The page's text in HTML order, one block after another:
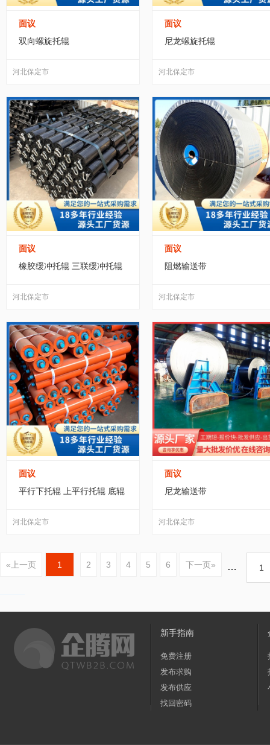
面议
双向螺旋托辊
河北保定市
面议
尼龙螺旋托辊
河北保定市
面议
橡胶缓冲托辊 三联缓冲托辊
河北保定市
面议
阻燃输送带
河北保定市
面议
平行下托辊 上平行托辊 底辊
河北保定市
面议
尼龙输送带
河北保定市
«上一页 1 2 …
3 4 5 6 下一页»
新手指南
免费注册
发布求购
发布供应
找回密码